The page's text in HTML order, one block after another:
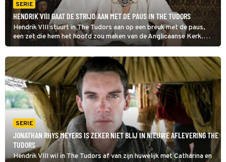
SERIE
HENDRIK VIII GAAT DE STRIJD AAN MET DE PAUS IN THE TUDORS
Hendrik VIII stuurt in The Tudors aan op een breuk met de paus,
een zet die hem het hoofd zou maken van de Anglicaanse Kerk.
Daarna zou niets hem meer in de weg staan om zijn huidige huwelijk
te ontbinden en te trouwen met Anna Boleyn.
SERIE
JONATHAN RHYS MEYERS IS ZEKER NIET BLIJ IN NIEUWE AFLEVERING THE
TUDORS
Hendrik VIII wil in The Tudors af van zijn huwelijk met Catharina en